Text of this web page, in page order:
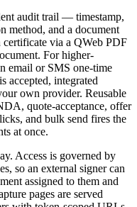
audit trail — timestamp,
method, and a document
via a QWeb PDF
For higher-
email or SMS one-time
accepted, integrated
own provider. Reusable
quote-acceptance, offer
and bulk send fires the
at once.
Access is governed by
so an external signer can
assigned to them and
pages are served